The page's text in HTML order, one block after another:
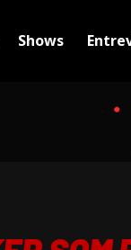
Shows